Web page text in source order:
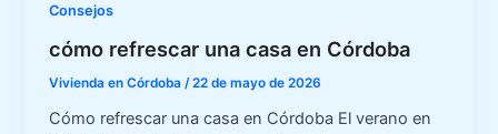
Consejos
cómo refrescar una casa en Córdoba
Vivienda en Córdoba /22 de mayo de 2026
Cómo refrescar una casa en Córdoba El verano en